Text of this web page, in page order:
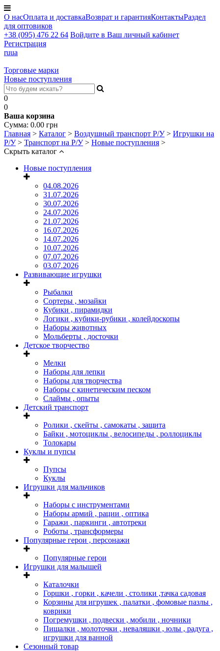
О насОплата и доставкаВозврат и гарантияКонтактыРаздел
для оптовиков
+38 (095) 476 22 64 Войдите в Ваш личный кабинет
Регистрация
ruua
Торговые марки
Новые поступления
0
0
Ваша корзина
Сумма: 0.00 грн
Главная > Каталог > Воздушный транспорт Р/У> Игрушки на
Р/У> Транспорт на Р/У> Новые поступления >
Скрыть каталог
Новые поступления
04.08.2026
31.07.2026
30.07.2026
24.07.2026
21.07.2026
16.07.2026
14.07.2026
10.07.2026
07.07.2026
03.07.2026
Развивающие игрушки
Рыбалки
Сортеры , мозайки
Кубики , пирамидки
Логики , кубики-рубики , колейдоскопы
Наборы животных
Мольберты , досточки
Детское творчество
Мелки
Наборы для лепки
Наборы для творчества
Наборы с кинетическим песком
Слаймы , опыты
Детский транспорт
Ролики , скейты , самокаты , защита
Байки , мотоциклы , велосипеды , роллоциклы
Толокары
Куклы и пупсы
Пупсы
Куклы
Игрушки для мальчиков
Наборы с инструментами
Наборы армий , рации , оптика
Гаражи , паркинги , автотреки
Роботы , трансформеры
Популярные герои , персонажи
Популярные герои
Игрушки для малышей
Каталочки
Горшки , горки , качели , столики ,тачка садовая
Корзины для игрушек , палатки , фомовые пазлы ,
коврики
Погремушки , подвески , мобили , ночники
Пищалки , молоточки , неваляшки , юлы , радуга ,
игрушки для ванной
Сезонный товар